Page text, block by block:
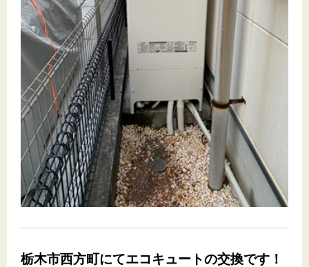
栃木市西方町にてエコキュートの交換です！